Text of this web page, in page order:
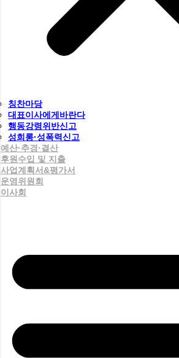
칭찬마당
대표이사에게바란다
행동강령위반신고
성희롱·성폭력신고
예산·추경·결산
후원수입 및 지출
사업계획서&평가서
운영위원회
이사회